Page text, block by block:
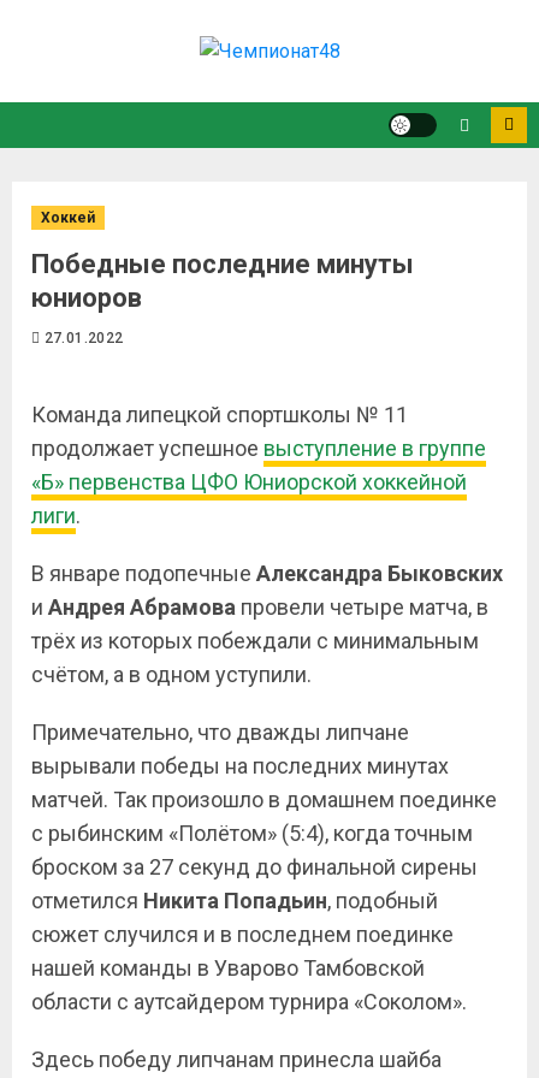
Хоккей
Победные последние минуты
юниоров
27.01.2022
Команда липецкой спортшколы № 11
продолжает успешное выступление в группе
«Б» первенства ЦФО Юниорской хоккейной
лиги.
В январе подопечные Александра Быковских
и Андрея Абрамова провели четыре матча, в
трёх из которых побеждали с минимальным
счётом, а в одном уступили.
Примечательно, что дважды липчане
вырывали победы на последних минутах
матчей. Так произошло в домашнем поединке
с рыбинским «Полётом» (5:4), когда точным
броском за 27 секунд до финальной сирены
отметился Никита Попадьин, подобный
сюжет случился и в последнем поединке
нашей команды в Уварово Тамбовской
области с аутсайдером турнира «Соколом».
Здесь победу липчанам принесла шайба